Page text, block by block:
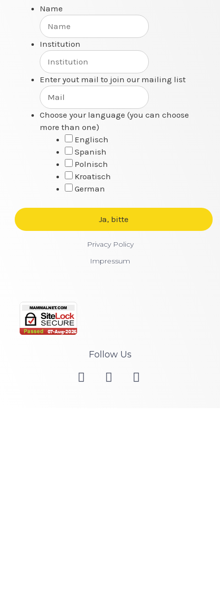
Follow Us
Name
Institution
Enter yout mail to join our mailing list
Choose your language (you can choose
more than one)
Englisch
Spanish
Polnisch
Kroatisch
German
Privacy Policy
Impressum